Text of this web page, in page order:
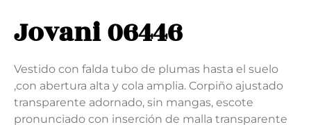
Jovani 06446
Vestido con falda tubo de plumas hasta el suelo
,con abertura alta y cola amplia. Corpiño ajustado
transparente adornado, sin mangas, escote
pronunciado con inserción de malla transparente